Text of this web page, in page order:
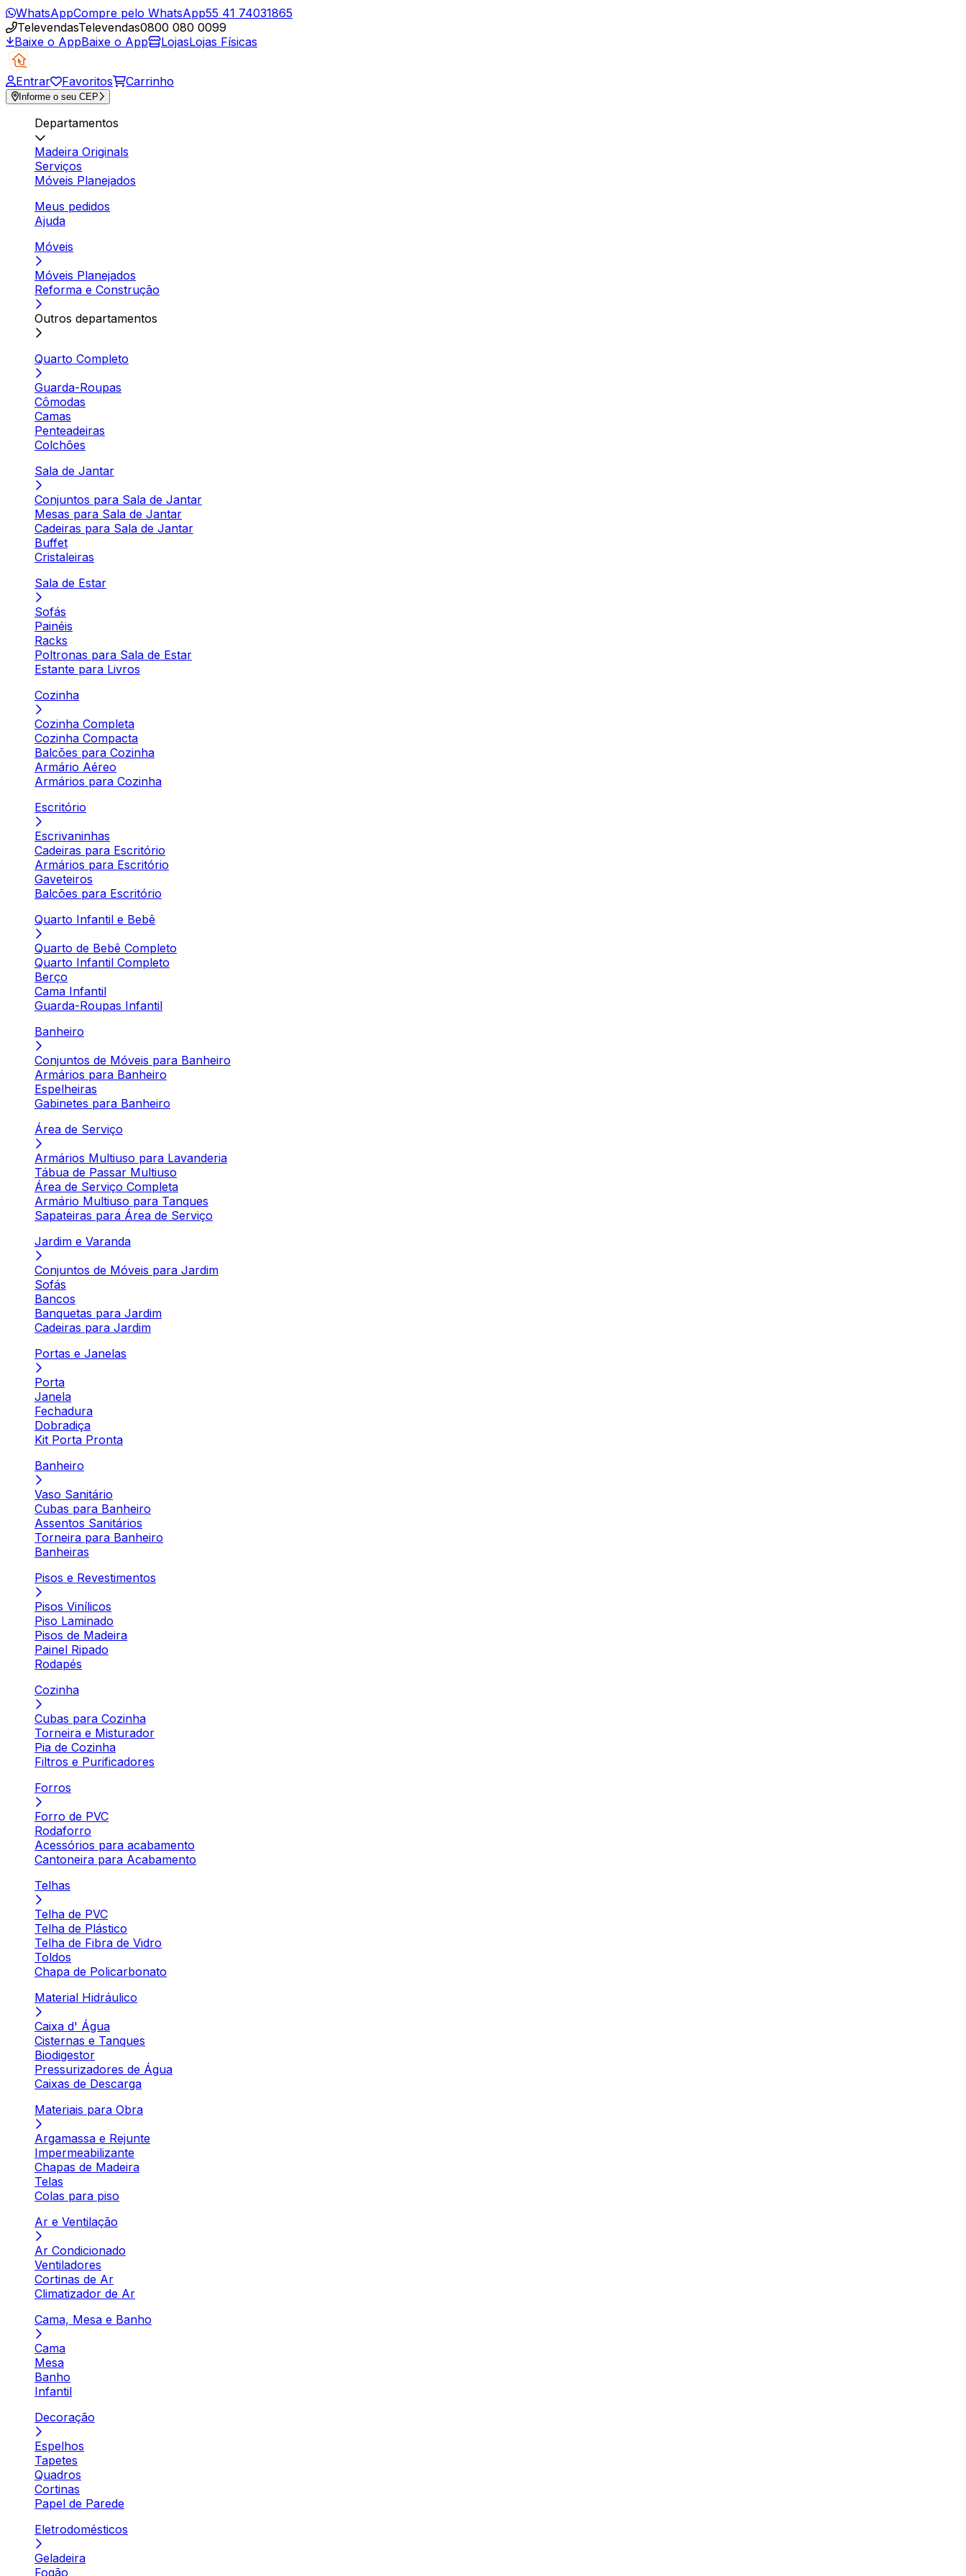
WhatsAppCompre pelo WhatsApp55 41 74031865
TelevendasTelevendas0800 080 0099
Baixe o AppBaixe o App LojasLojas Físicas
Entrar Favoritos Carrinho
Informe o seu CEP
Departamentos
Madeira Originals
Serviços
Móveis Planejados
Meus pedidos
Ajuda
Móveis
Móveis Planejados
Reforma e Construção
Outros departamentos
Quarto Completo
Guarda-Roupas
Cômodas
Camas
Penteadeiras
Colchões
Sala de Jantar
Conjuntos para Sala de Jantar
Mesas para Sala de Jantar
Cadeiras para Sala de Jantar
Buffet
Cristaleiras
Sala de Estar
Sofás
Painéis
Racks
Poltronas para Sala de Estar
Estante para Livros
Cozinha
Cozinha Completa
Cozinha Compacta
Balcões para Cozinha
Armário Aéreo
Armários para Cozinha
Escritório
Escrivaninhas
Cadeiras para Escritório
Armários para Escritório
Gaveteiros
Balcões para Escritório
Quarto Infantil e Bebê
Quarto de Bebê Completo
Quarto Infantil Completo
Berço
Cama Infantil
Guarda-Roupas Infantil
Banheiro
Conjuntos de Móveis para Banheiro
Armários para Banheiro
Espelheiras
Gabinetes para Banheiro
Área de Serviço
Armários Multiuso para Lavanderia
Tábua de Passar Multiuso
Área de Serviço Completa
Armário Multiuso para Tanques
Sapateiras para Área de Serviço
Jardim e Varanda
Conjuntos de Móveis para Jardim
Sofás
Bancos
Banquetas para Jardim
Cadeiras para Jardim
Portas e Janelas
Porta
Janela
Fechadura
Dobradiça
Kit Porta Pronta
Banheiro
Vaso Sanitário
Cubas para Banheiro
Assentos Sanitários
Torneira para Banheiro
Banheiras
Pisos e Revestimentos
Pisos Vinílicos
Piso Laminado
Pisos de Madeira
Painel Ripado
Rodapés
Cozinha
Cubas para Cozinha
Torneira e Misturador
Pia de Cozinha
Filtros e Purificadores
Forros
Forro de PVC
Rodaforro
Acessórios para acabamento
Cantoneira para Acabamento
Telhas
Telha de PVC
Telha de Plástico
Telha de Fibra de Vidro
Toldos
Chapa de Policarbonato
Material Hidráulico
Caixa d' Água
Cisternas e Tanques
Biodigestor
Pressurizadores de Água
Caixas de Descarga
Materiais para Obra
Argamassa e Rejunte
Impermeabilizante
Chapas de Madeira
Telas
Colas para piso
Ar e Ventilação
Ar Condicionado
Ventiladores
Cortinas de Ar
Climatizador de Ar
Cama, Mesa e Banho
Cama
Mesa
Banho
Infantil
Decoração
Espelhos
Tapetes
Quadros
Cortinas
Papel de Parede
Eletrodomésticos
Geladeira
Fogão